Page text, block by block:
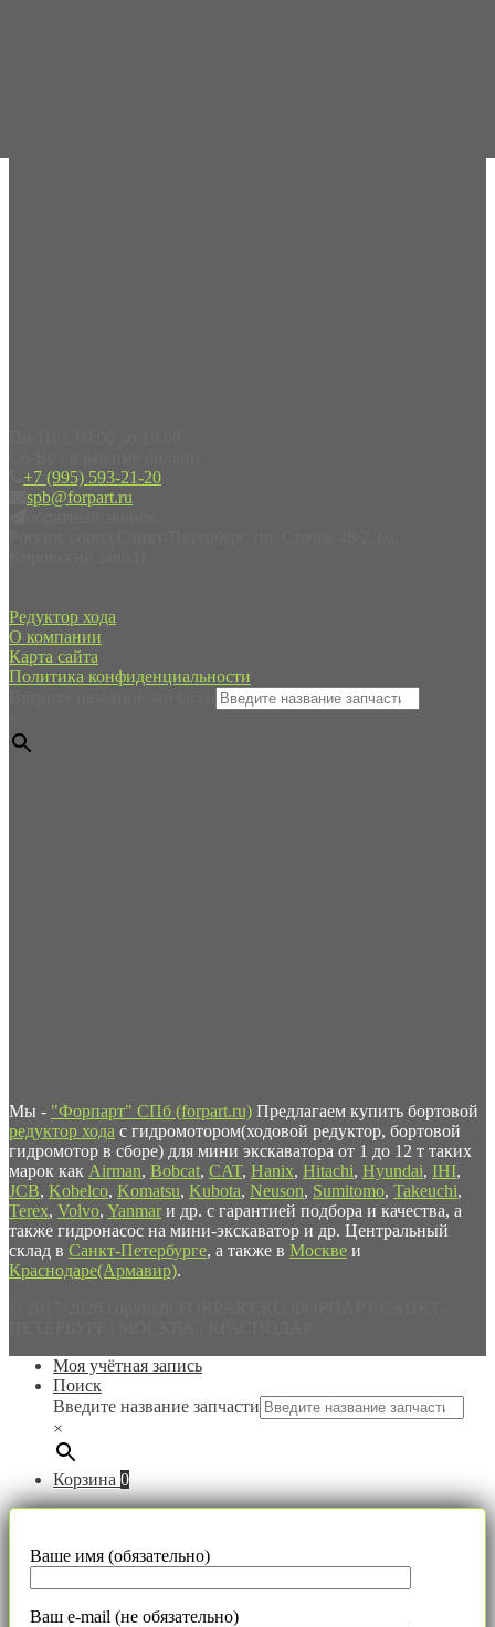
+7 (995) 593-21-20
spb@forpart.ru
Редуктор хода
О компании
Карта сайта
Политика конфиденциальности
Мы - "Форпарт" СПб (forpart.ru) Предлагаем купить бортовой
редуктор хода с гидромотором(ходовой редуктор, бортовой
гидромотор в сборе) для мини экскаватора от 1 до 12 т таких
марок как Airman, Bobcat, CAT, Hanix, Hitachi, Hyundai, IHI,
JCB, Kobelco, Komatsu, Kubota, Neuson, Sumitomo, Takeuchi,
Terex, Volvo, Yanmar и др. с гарантией подбора и качества, а
также гидронасос на мини-экскаватор и др. Центральный
склад в Санкт-Петербурге, а также в Москве и
Краснодаре(Армавир).
Моя учётная запись
Поиск
Введите название запчасти
×
Корзина 0
Ваше имя (обязательно)
Ваш e-mail (не обязательно)